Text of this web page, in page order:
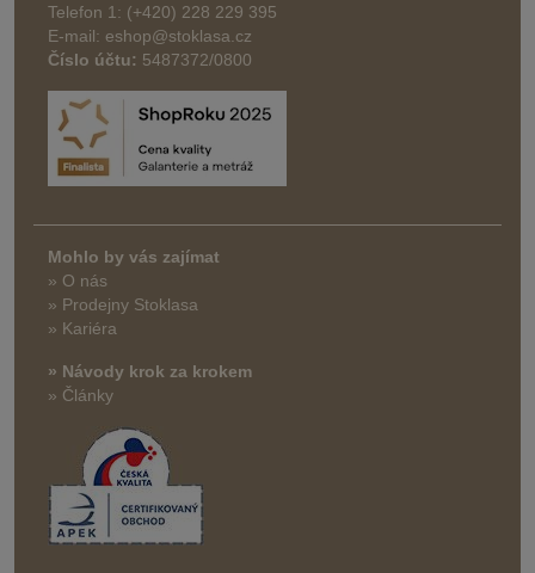
Telefon 1: (+420) 228 229 395
E-mail: eshop@stoklasa.cz
Číslo účtu: 5487372/0800
Mohlo by vás zajímat
» O nás
» Prodejny Stoklasa
» Kariéra
» Návody krok za krokem
» Články